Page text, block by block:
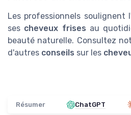
Les professionnels soulignent
ses cheveux frises au
beauté naturelle. Consultez
d'autres conseils sur les
Résumer ChatGPT